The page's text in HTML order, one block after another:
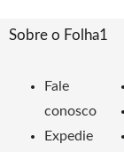
Sobre o Folha1
Fale
conosco
Expedie